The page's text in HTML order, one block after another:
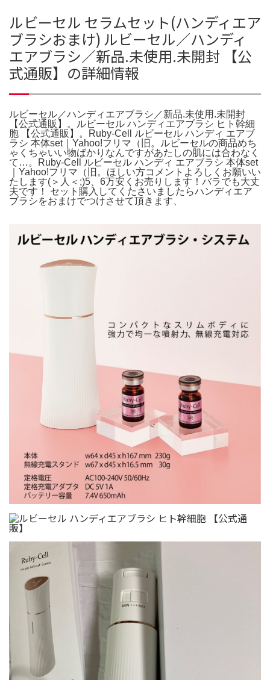
ルビーセル セラムセット(ハンディエア
ブラシおまけ) ルビーセル／ハンディ
エアブラシ／新品.未使用.未開封 【公
式通販】の詳細情報
ルビーセル／ハンディエアブラシ／新品.未使用.未開封
【公式通販】。ルビーセル ハンディエアブラシ ヒト幹細
胞 【公式通販】。Ruby-Cell ルビーセル ハンディ エアブ
ラシ 本体set｜Yahoo!フリマ（旧。ルビーセルの商品めち
ゃくちゃいい物ばかりなんですがあたしの肌には合わなく
て…。Ruby-Cell ルビーセル ハンディ エアブラシ 本体set
｜Yahoo!フリマ（旧。ほしい方コメントよろしくお願いい
たします(＞人＜;)5、6万安くお売りします！バラでも大丈
夫です！ セット購入してくたさいましたらハンディエア
ブラシをおまけでつけさせて頂きます、